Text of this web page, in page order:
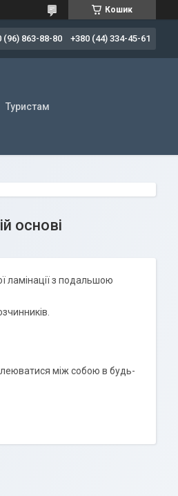
Кошик
(96) 863-88-80 +380 (44) 334-45-61
Туристам
основі
ламінації з подальшою
між собою в будь-